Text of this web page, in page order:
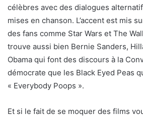
célèbres avec des dialogues
mises en chanson. L’accent est mis
des fans comme Star Wars et The
trouve aussi bien Bernie Sanders,
Obama qui font des discours à la
démocrate que les Black Eyed Peas
« Everybody Poops ».
Et si le fait de se moquer des films